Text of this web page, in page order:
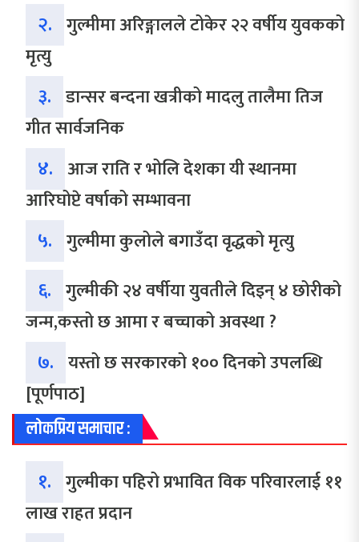
२. गुल्मीमा अरिङ्गालले टोकेर २२ वर्षीय युवकको
मृत्यु
३. डान्सर बन्दना खत्रीको मादलु तालैमा तिज
गीत सार्वजनिक
४. आज राति र भोलि देशका यी स्थानमा
आरिघोप्टे वर्षाको सम्भावना
५. गुल्मीमा कुलोले बगाउँदा वृद्धको मृत्यु
६. गुल्मीकी २४ वर्षीया युवतीले दिइन् ४ छोरीको
जन्म,कस्तो छ आमा र बच्चाको अवस्था ?
७. यस्तो छ सरकारको १०० दिनको उपलब्धि
[पूर्णपाठ]
लोकप्रिय समाचार :
१. गुल्मीका पहिरो प्रभावित विक परिवारलाई ११
लाख राहत प्रदान